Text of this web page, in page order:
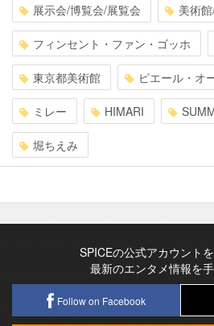
展示会/博覧会/展覧会 美術
フィンセント・ファン・ゴッホ
東京都美術館 ピエール・オ
ミレー HIMARI
堀ちえみ
SPICEの公式アカウント
最新のエンタメ情報を
Follow on Facebook